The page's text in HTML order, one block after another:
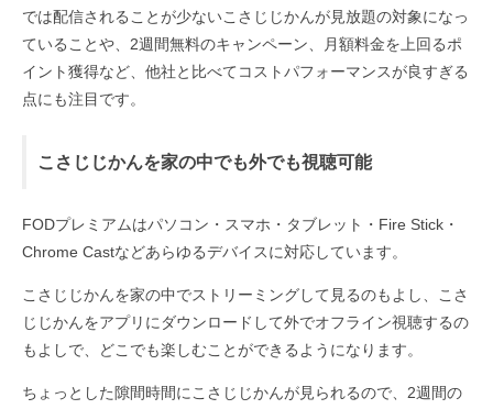
では配信されることが少ないこさじじかんが見放題の対象になっ
ていることや、2週間無料のキャンペーン、月額料金を上回るポ
イント獲得など、他社と比べてコストパフォーマンスが良すぎる
点にも注目です。
こさじじかんを家の中でも外でも視聴可能
FODプレミアムはパソコン・スマホ・タブレット・Fire Stick・
Chrome Castなどあらゆるデバイスに対応しています。
こさじじかんを家の中でストリーミングして見るのもよし、こさ
じじかんをアプリにダウンロードして外でオフライン視聴するの
もよしで、どこでも楽しむことができるようになります。
ちょっとした隙間時間にこさじじかんが見られるので、2週間の